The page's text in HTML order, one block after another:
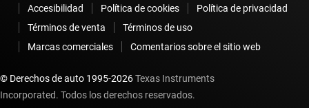
Accesibilidad Política de cookies
Política de privacidad
Términos de venta
Términos de uso
Marcas comerciales
Comentarios sobre el sitio web
© Derechos de auto 1995-2026Texas Instruments
Incorporated. Todos los derechos reservados.